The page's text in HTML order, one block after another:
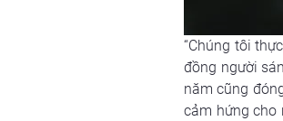
“Chúng tôi
đồng người
năm cũng
cảm hứng cho